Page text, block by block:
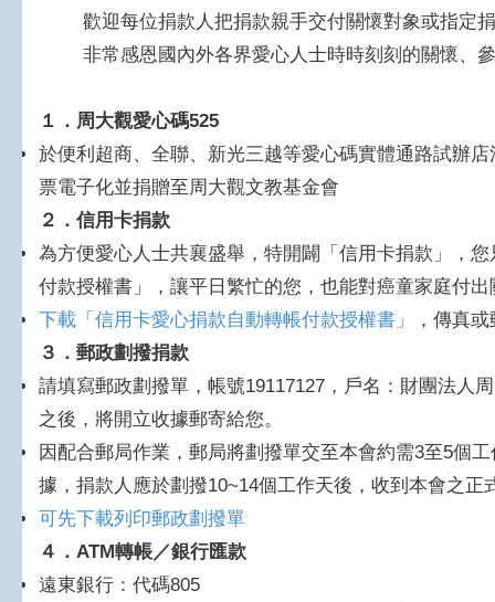
歡迎每位捐款人把捐款親手交付關懷對象或指定
非常感恩國內外各界愛心人士時時刻刻的關懷、
１ ．​周大觀愛心碼525
於便利超商、全聯、新光三越等愛心碼實體通路試辦
票電子化並捐贈至周大觀文教基金會
２ ．信用卡捐款
為方便愛心人士共襄盛舉，特開闢「信用卡捐款」，
付款授權書」，讓平日繁忙的您，也能對癌童家庭付出
下載「信用卡愛心捐款自動轉帳付款授權書」
，傳真
３ ．郵政劃撥捐款
請填寫郵政劃撥單，帳號19117127，戶名：財團法人
之後，將開立收據郵寄給您。
因配合郵局作業，郵局將劃撥單交至本會約需3至5個
據，捐款人應於劃撥10~14個工作天後，收到本會之正
可先下載列印郵政劃撥單​
４ ．ATM轉帳／銀行匯款
遠東銀行：代碼805